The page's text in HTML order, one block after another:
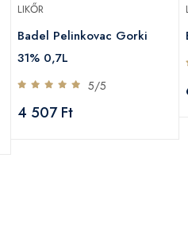
LIKŐR
Badel Pelinkovac Gorki
31% 0,7L
5/5
4 507 Ft